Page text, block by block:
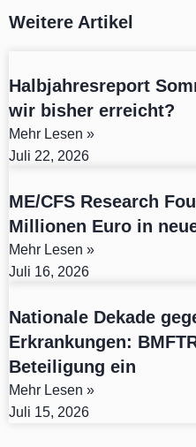
Weitere Artikel
Halbjahresreport
wir bisher erreicht?
Mehr Lesen »
Juli 22, 2026
ME/CFS Research
Millionen Euro in
Mehr Lesen »
Juli 16, 2026
Nationale Dekade
Erkrankungen:
Beteiligung ein
Mehr Lesen »
Juli 15, 2026